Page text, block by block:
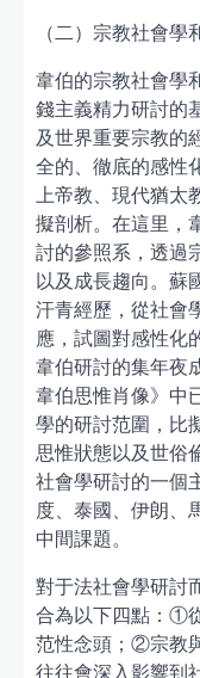
（二）宗教社會學
韋伯的宗教社會學
錢主義精力研討的
及世界重要宗教的
全的、徹底的感性
上帝教、現代猶太
擬剖析。在這里，
討的參照系，透過
以及成長趨向。蘇
汗青經歷，從社會
應，試圖對感性化
韋伯研討的集年夜
韋伯思惟肖像》中
學的研討范圍，比
思惟狀態以及世俗
社會學研討的一個
度、泰國、伊朗、
中間課題。
對于法社會學研討
合為以下四點：①
范性念頭；②宗教
往往會深入影響到